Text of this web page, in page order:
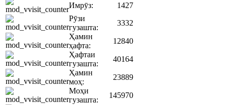
Имрӯз:
1427
Рӯзи
гузашта:
3332
Ҳамин
ҳафта:
12840
Ҳафтаи
гузашта:
40164
Ҳамин
моҳ:
23889
Моҳи
гузашта:
145970